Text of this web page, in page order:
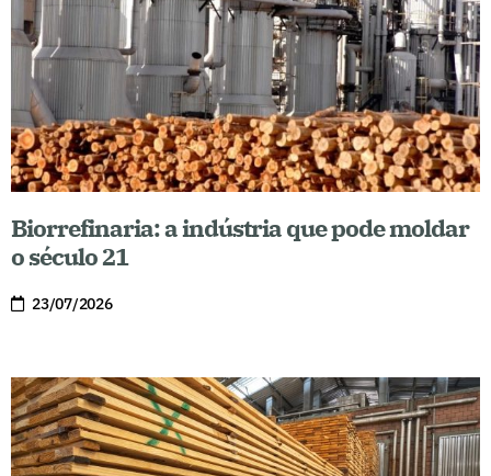
Biorrefinaria: a indústria que pode moldar
o século 21
23/07/2026